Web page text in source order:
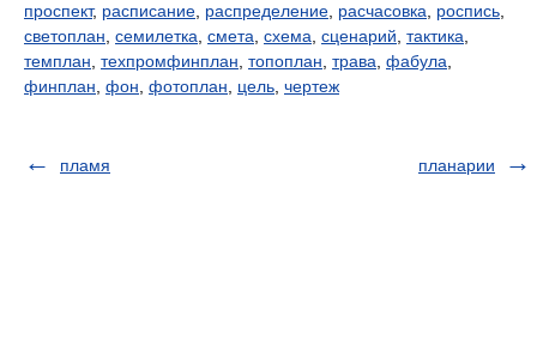
проспект, расписание распределение расчасовка роспись
светоплан семилетка смета схема сценарий тактика
темплан техпромфинплан топоплан трава фабула
финплан фон фотоплан цель чертеж
пламя планарии